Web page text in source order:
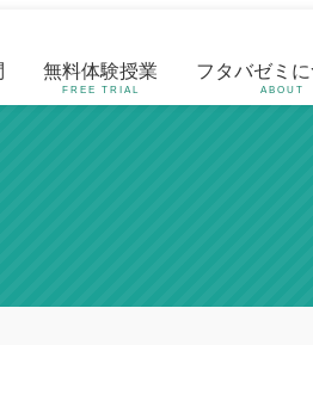
無料体験授業
FREE TRIAL
フタバゼミ
ABOUT